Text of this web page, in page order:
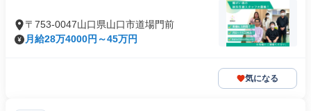
〒753-0047山口県山口市道場門前
月給28万4000円～45万円
気になる